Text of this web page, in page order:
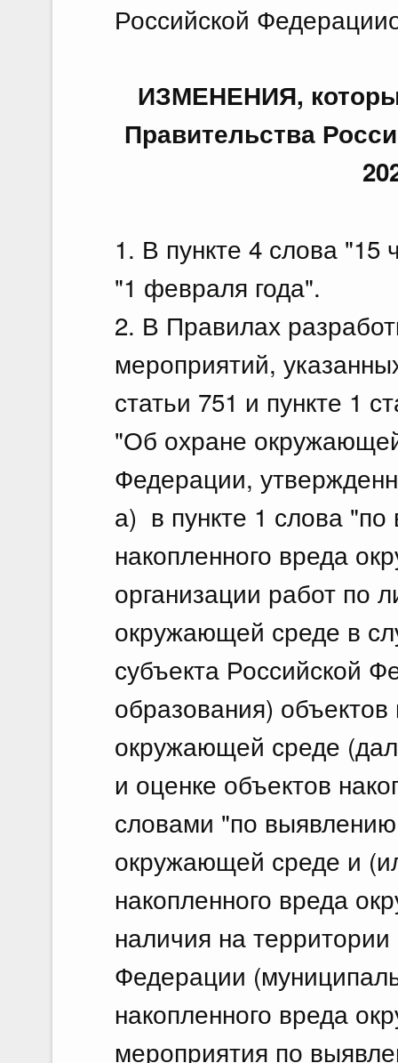
Российской
ИЗМЕНЕНИЯ,
Правительства
1. В пункте 4 слова
"1 февраля года".
2. В Правилах
мероприятий,
статьи 751 и пункте 1
"Об охране
Федерации,
а) в пункте 1 слова
накопленного вреда
организации работ по
окружающей среде в
субъекта Российской
образования)
окружающей среде
и оценке объектов
словами "по
окружающей среде и
накопленного вреда
наличия на
Федерации
накопленного вреда
мероприятия по
22
Об
О
О